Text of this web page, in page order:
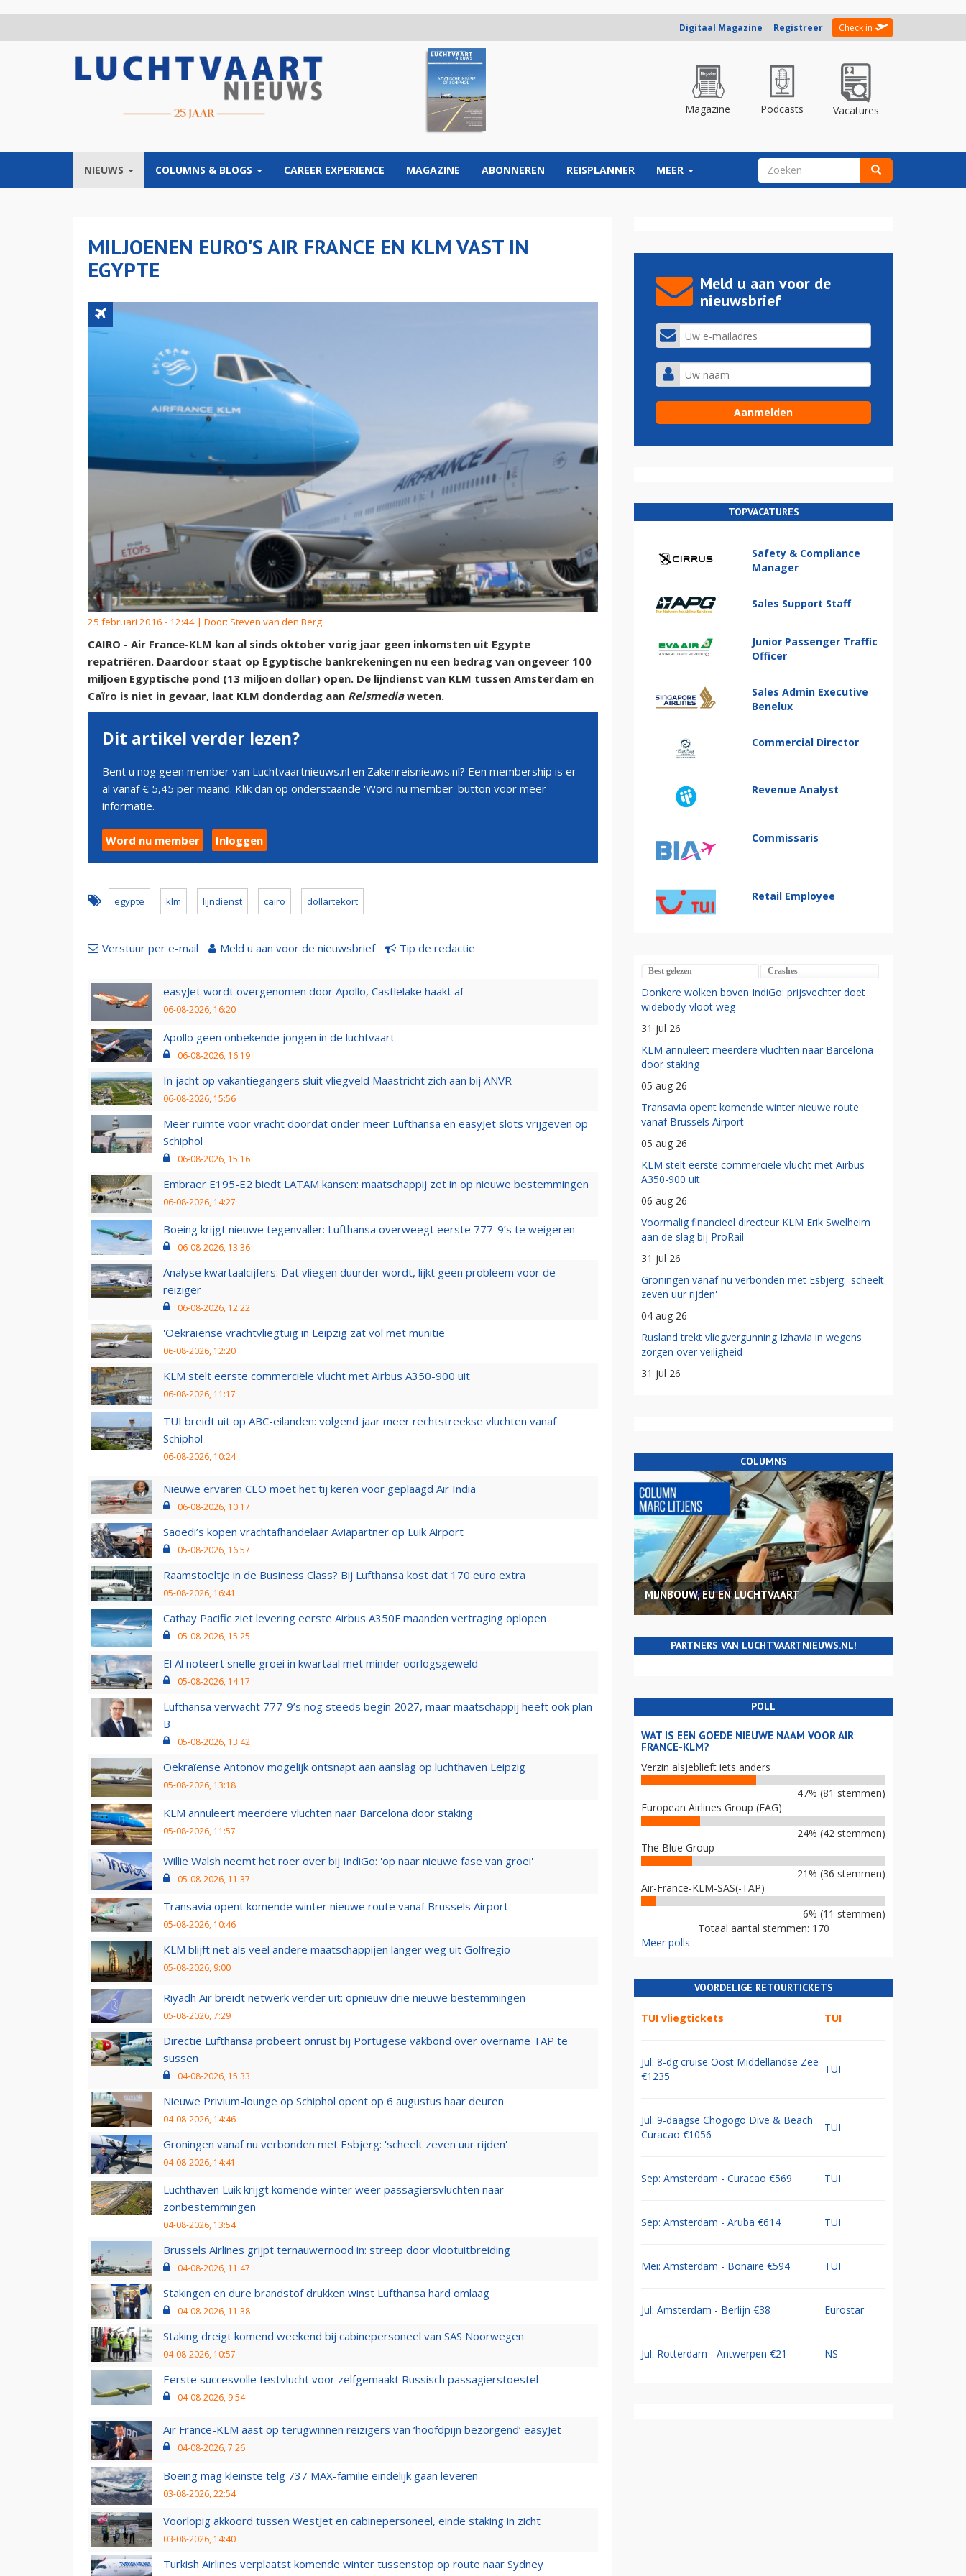
Digitaal Magazine Registreer Check in
Magazine Podcasts Vacatures
NIEUWS COLUMNS & BLOGS CAREER EXPERIENCE MAGAZINE ABONNEREN REISPLANNER MEER ZOEKVELD
MILJOENEN EURO'S AIR FRANCE EN KLM VAST IN
EGYPTE
25 februari 2016 - 12:44 | Door: Steven van den Berg
CAIRO - Air France-KLM kan al sinds oktober vorig jaar geen inkomsten uit Egypte
repatriëren. Daardoor staat op Egyptische bankrekeningen nu een bedrag van ongeveer 100
miljoen Egyptische pond (13 miljoen dollar) open. De lijndienst van KLM tussen Amsterdam en
Caïro is niet in gevaar, laat KLM donderdag aan Reismediaweten.
Dit artikel verder lezen?
Bent u nog geen member van Luchtvaartnieuws.nl en Zakenreisnieuws.nl? Een membership is er
al vanaf € 5,45 per maand. Klik dan op onderstaande 'Word nu member' button voor meer
informatie.
Word nu member Inloggen
egypte klm lijndienst cairo dollartekort
Verstuur per e-mail Meld u aan voor de nieuwsbrief Tip de redactie
easyJet wordt overgenomen door Apollo, Castlelake haakt af
06-08-2026, 16:20
Apollo geen onbekende jongen in de luchtvaart
06-08-2026, 16:19
In jacht op vakantiegangers sluit vliegveld Maastricht zich aan bij ANVR
06-08-2026, 15:56
Meer ruimte voor vracht doordat onder meer Lufthansa en easyJet slots vrijgeven op
Schiphol
06-08-2026, 15:16
Embraer E195-E2 biedt LATAM kansen: maatschappij zet in op nieuwe bestemmingen
06-08-2026, 14:27
Boeing krijgt nieuwe tegenvaller: Lufthansa overweegt eerste 777-9’s te weigeren
06-08-2026, 13:36
Analyse kwartaalcijfers: Dat vliegen duurder wordt, lijkt geen probleem voor de
reiziger
06-08-2026, 12:22
'Oekraïense vrachtvliegtuig in Leipzig zat vol met munitie'
06-08-2026, 12:20
KLM stelt eerste commerciële vlucht met Airbus A350-900 uit
06-08-2026, 11:17
TUI breidt uit op ABC-eilanden: volgend jaar meer rechtstreekse vluchten vanaf
Schiphol
06-08-2026, 10:24
Nieuwe ervaren CEO moet het tij keren voor geplaagd Air India
06-08-2026, 10:17
Saoedi’s kopen vrachtafhandelaar Aviapartner op Luik Airport
05-08-2026, 16:57
Raamstoeltje in de Business Class? Bij Lufthansa kost dat 170 euro extra
05-08-2026, 16:41
Cathay Pacific ziet levering eerste Airbus A350F maanden vertraging oplopen
05-08-2026, 15:25
El Al noteert snelle groei in kwartaal met minder oorlogsgeweld
05-08-2026, 14:17
Lufthansa verwacht 777-9’s nog steeds begin 2027, maar maatschappij heeft ook plan
B
05-08-2026, 13:42
Oekraïense Antonov mogelijk ontsnapt aan aanslag op luchthaven Leipzig
05-08-2026, 13:18
KLM annuleert meerdere vluchten naar Barcelona door staking
05-08-2026, 11:57
Willie Walsh neemt het roer over bij IndiGo: 'op naar nieuwe fase van groei'
05-08-2026, 11:37
Transavia opent komende winter nieuwe route vanaf Brussels Airport
05-08-2026, 10:46
KLM blijft net als veel andere maatschappijen langer weg uit Golfregio
05-08-2026, 9:00
Riyadh Air breidt netwerk verder uit: opnieuw drie nieuwe bestemmingen
05-08-2026, 7:29
Directie Lufthansa probeert onrust bij Portugese vakbond over overname TAP te
sussen
04-08-2026, 15:33
Nieuwe Privium-lounge op Schiphol opent op 6 augustus haar deuren
04-08-2026, 14:46
Groningen vanaf nu verbonden met Esbjerg: 'scheelt zeven uur rijden'
04-08-2026, 14:41
Luchthaven Luik krijgt komende winter weer passagiersvluchten naar
zonbestemmingen
04-08-2026, 13:54
Brussels Airlines grijpt ternauwernood in: streep door vlootuitbreiding
04-08-2026, 11:47
Stakingen en dure brandstof drukken winst Lufthansa hard omlaag
04-08-2026, 11:38
Staking dreigt komend weekend bij cabinepersoneel van SAS Noorwegen
04-08-2026, 10:57
Eerste succesvolle testvlucht voor zelfgemaakt Russisch passagierstoestel
04-08-2026, 9:54
Air France-KLM aast op terugwinnen reizigers van ‘hoofdpijn bezorgend’ easyJet
04-08-2026, 7:26
Boeing mag kleinste telg 737 MAX-familie eindelijk gaan leveren
03-08-2026, 22:54
Voorlopig akkoord tussen WestJet en cabinepersoneel, einde staking in zicht
03-08-2026, 14:40
Turkish Airlines verplaatst komende winter tussenstop op route naar Sydney
Meld u aan voor de
nieuwsbrief
TOPVACATURES
Safety & Compliance
Manager
Sales Support Staff
Junior Passenger Traffic
Officer
Sales Admin Executive
Benelux
Commercial Director
Revenue Analyst
Commissaris
Retail Employee
Best gelezen Crashes
Donkere wolken boven IndiGo: prijsvechter doet
widebody-vloot weg
31 jul 26
KLM annuleert meerdere vluchten naar Barcelona
door staking
05 aug 26
Transavia opent komende winter nieuwe route
vanaf Brussels Airport
05 aug 26
KLM stelt eerste commerciële vlucht met Airbus
A350-900 uit
06 aug 26
Voormalig financieel directeur KLM Erik Swelheim
aan de slag bij ProRail
31 jul 26
Groningen vanaf nu verbonden met Esbjerg: 'scheelt
zeven uur rijden'
04 aug 26
Rusland trekt vliegvergunning Izhavia in wegens
zorgen over veiligheid
31 jul 26
COLUMNS
MIJNBOUW, EU EN LUCHTVAART
PARTNERS VAN LUCHTVAARTNIEUWS.NL!
POLL
WAT IS EEN GOEDE NIEUWE NAAM VOOR AIR
FRANCE-KLM?
Verzin alsjeblieft iets anders
47% (81 stemmen)
European Airlines Group (EAG)
24% (42 stemmen)
The Blue Group
21% (36 stemmen)
Air-France-KLM-SAS(-TAP)
6% (11 stemmen)
Totaal aantal stemmen: 170
Meer polls
VOORDELIGE RETOURTICKETS
TUI vliegtickets TUI
Jul: 8-dg cruise Oost Middellandse Zee
€1235
TUI
Jul: 9-daagse Chogogo Dive & Beach
Curacao €1056
TUI
Sep: Amsterdam - Curacao €569 TUI
Sep: Amsterdam - Aruba €614 TUI
Mei: Amsterdam - Bonaire €594 TUI
Jul: Amsterdam - Berlijn €38 Eurostar
Jul: Rotterdam - Antwerpen €21 NS